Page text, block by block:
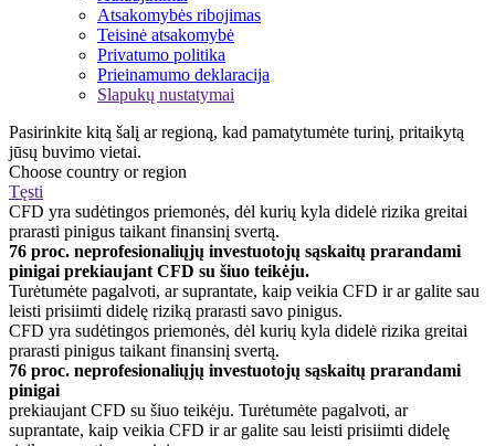
Atsakomybės ribojimas
Teisinė atsakomybė
Privatumo politika
Prieinamumo deklaracija
Slapukų nustatymai
Pasirinkite kitą šalį ar regioną, kad pamatytumėte turinį, pritaikytą
jūsų buvimo vietai.
Choose country or region
Tęsti
CFD yra sudėtingos priemonės, dėl kurių kyla didelė rizika greitai
prarasti pinigus taikant finansinį svertą.
76 proc. neprofesionaliųjų investuotojų sąskaitų prarandami
pinigai prekiaujant CFD su šiuo teikėju.
Turėtumėte pagalvoti, ar suprantate, kaip veikia CFD ir ar galite sau
leisti prisiimti didelę riziką prarasti savo pinigus.
CFD yra sudėtingos priemonės, dėl kurių kyla didelė rizika greitai
prarasti pinigus taikant finansinį svertą.
76 proc. neprofesionaliųjų investuotojų sąskaitų prarandami
pinigai
prekiaujant CFD su šiuo teikėju. Turėtumėte pagalvoti, ar
suprantate, kaip veikia CFD ir ar galite sau leisti prisiimti didelę